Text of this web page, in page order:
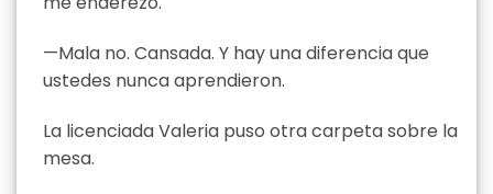
—Mala no. Cansada. Y hay una diferencia que
ustedes nunca aprendieron.
La licenciada Valeria puso otra carpeta sobre la
mesa.